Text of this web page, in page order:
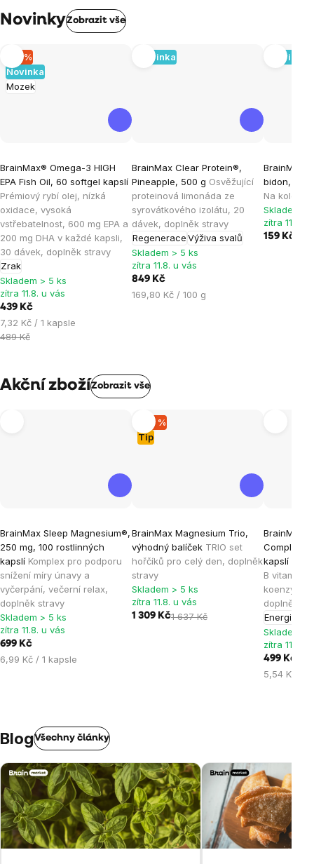
NovinkyZobrazit vše
Novinka
Mozek
–10 %
BrainMax® Omega-3 HIGH
EPA Fish Oil, 60 softgel kapslí
Prémiový rybí olej, nízká
oxidace, vysoká
vstřebatelnost, 600 mg EPA a
200 mg DHA v každé kapsli,
30 dávek, doplněk stravy
Zrak
Skladem > 5 ks
zítra 11.8. u vás
439 Kč
Měrná
cena:
7,32 Kč / 1 kapsle
489 Kč
Novinka
BrainMax Clear Protein®,
Pineapple, 500 g Osvěžující
proteinová limonáda ze
syrovátkového izolátu, 20
dávek, doplněk stravy
RegeneraceVýživa svalů
Skladem > 5 ks
zítra 11.8. u vás
849 Kč
Měrná
169,80 Kč / 100 g
Novinka
BrainMax®
bidon,
Na kolo a
Skladem >
zítra 11.8. u
159 Kč
Akční zbožíZobrazit vše
BrainMax Sleep Magnesium®,
250 mg, 100 rostlinných
kapslí Komplex pro podporu
snížení míry únavy a
vyčerpání, večerní relax,
doplněk stravy
hodnocení
produktu
je
4,8
z
5
hvězdiček.
Skladem > 5 ks
zítra 11.8. u vás
699 Kč
Měrná
6,99 Kč / 1 kapsle
Tip
–20 %
BrainMax Magnesium Trio,
výhodný balíček TRIO set
hořčíků pro celý den, doplněk
stravy
hodnocení
produktu
je
5,0
z
Skladem > 5 ks
zítra 11.8. u vás
1 309 Kč1 637 Kč
BrainMax
kapslí
B vitamínů
doplněk
Energie
produktu
je
5,0
z
5
Skladem >
zítra 11.8. u
499 Kč
Měrná
5,54 Kč / 1
BlogVšechny články